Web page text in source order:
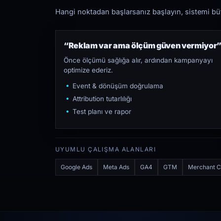
Hangi noktadan başlarsanız başlayın, sistemi
“Reklam var ama ölçüm güven
Önce ölçümü sağlığa alır, ardından kampanyayı
optimize ederiz.
Event & dönüşüm doğrulama
Attribution tutarlılığı
Test planı ve rapor
UYUMLU ÇALIŞMA ALANLARI
Google Ads Meta Ads GA4 GTM Merchant